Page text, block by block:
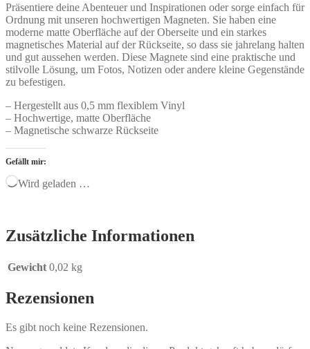
Präsentiere deine Abenteuer und Inspirationen oder sorge einfach für
Ordnung mit unseren hochwertigen Magneten. Sie haben eine
moderne matte Oberfläche auf der Oberseite und ein starkes
magnetisches Material auf der Rückseite, so dass sie jahrelang halten
und gut aussehen werden. Diese Magnete sind eine praktische und
stilvolle Lösung, um Fotos, Notizen oder andere kleine Gegenstände
zu befestigen.
– Hergestellt aus 0,5 mm flexiblem Vinyl
– Hochwertige, matte Oberfläche
– Magnetische schwarze Rückseite
Gefällt mir:
Wird geladen …
Zusätzliche Informationen
Gewicht 0,02 kg
Rezensionen
Es gibt noch keine Rezensionen.